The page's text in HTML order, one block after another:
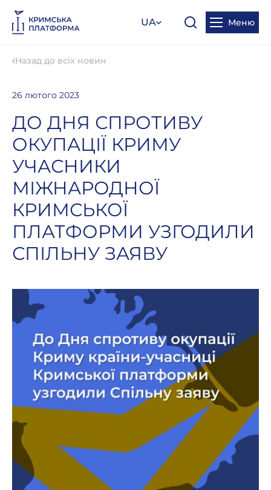
UA Меню
Назад до всіх новин
26 лютого 2023
ДО ДНЯ СПРОТИВУ
ОКУПАЦІЇ КРИМУ
УЧАСНИКИ
МІЖНАРОДНОЇ
КРИМСЬКОЇ
ПЛАТФОРМИ УЗГОДИЛИ
СПІЛЬНУ ЗАЯВУ